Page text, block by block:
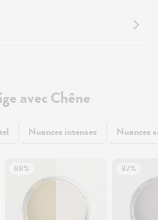
avec Chêne
Nuances intenses Nuances
88% 87%